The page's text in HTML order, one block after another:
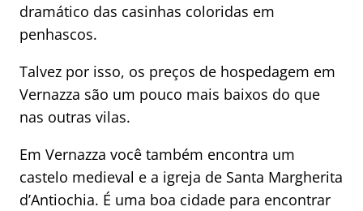
dramático das casinhas coloridas em
penhascos.
Talvez por isso, os preços de hospedagem em
Vernazza são um pouco mais baixos do que
nas outras vilas.
Em Vernazza você também encontra um
castelo medieval e a igreja de Santa Margherita
d’Antiochia. É uma boa cidade para encontrar